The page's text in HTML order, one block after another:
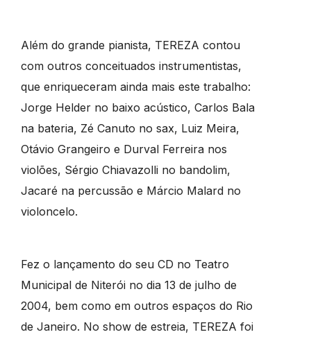
Além do grande pianista, TEREZA contou
com outros conceituados instrumentistas,
que enriqueceram ainda mais este trabalho:
Jorge Helder no baixo acústico, Carlos Bala
na bateria, Zé Canuto no sax, Luiz Meira,
Otávio Grangeiro e Durval Ferreira nos
violões, Sérgio Chiavazolli no bandolim,
Jacaré na percussão e Márcio Malard no
violoncelo.
Fez o lançamento do seu CD no Teatro
Municipal de Niterói no dia 13 de julho de
2004, bem como em outros espaços do Rio
de Janeiro. No show de estreia, TEREZA foi